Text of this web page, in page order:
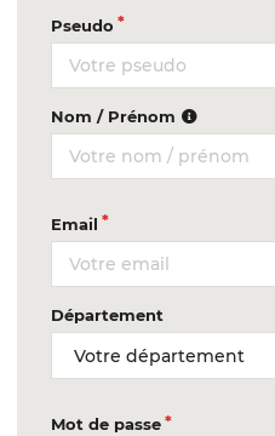
Pseudo
Nom / Prénom
Email
Département
Mot de passe